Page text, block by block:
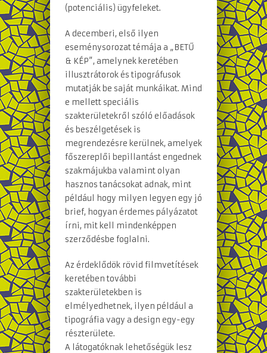
(potenciális) ügyfeleket.
A decemberi, első ilyen
eseménysorozat témája a „BETŰ
& KÉP”, amelynek keretében
illusztrátorok és tipográfusok
mutatják be saját munkáikat. Mind
e mellett speciális
szakterületekről szóló előadások
és beszélgetések is
megrendezésre kerülnek, amelyek
főszereplői bepillantást engednek
szakmájukba valamint olyan
hasznos tanácsokat adnak, mint
például hogy milyen legyen egy jó
brief, hogyan érdemes pályázatot
írni, mit kell mindenképpen
szerződésbe foglalni.
Az érdeklődök rövid filmvetítések
keretében további
szakterületekben is
elmélyedhetnek, ilyen például a
tipográfia vagy a design egy-egy
részterülete.
A látogatóknak lehetőségük lesz